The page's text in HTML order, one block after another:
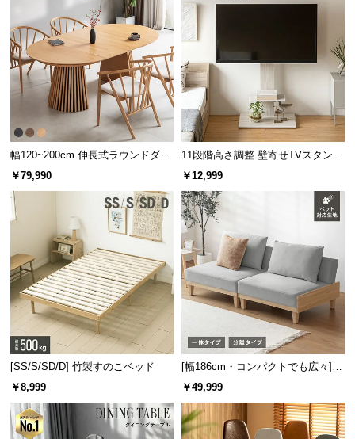
お
客
ト
せ
グ
企
業
横幅 奥行 高さ
335㎜ 335㎜ 45㎜
浅型設計
浅型のデザインにすることで、足元
のくつろぎスペースも確保しまし
た。
デスク下収納
かさばりやすい大きなものも、デスク下にすっきり
幅120~200cm 伸長式ラウンドダイ
ニングテーブル 6人掛け 天然木突
￥79,990
11段階高さ調整 壁寄せTVスタンド
キャスター付き 上下左右角度調節
￥12,999
[SS/S/SD/D] 竹製すのこベッド
￥8,999
[幅186cm・コンパクトでも広々] 3
人掛けソファベッド リクライニン
￥49,999